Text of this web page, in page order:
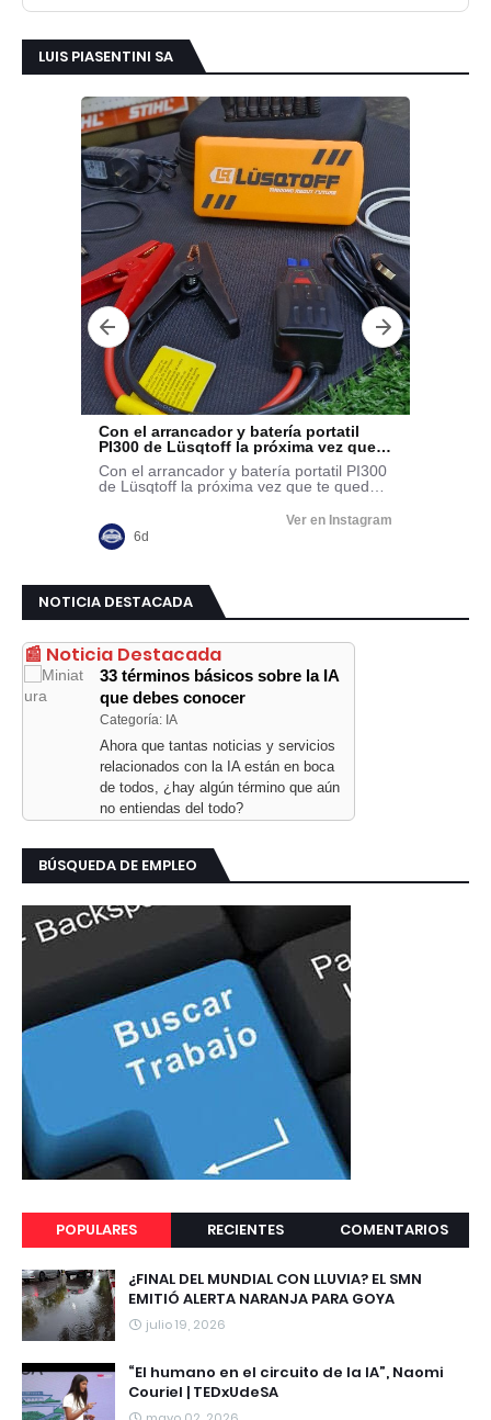
LUIS PIASENTINI SA
NOTICIA DESTACADA
📰 Noticia Destacada
33 términos básicos sobre la IA
que debes conocer
Categoría: IA
Ahora que tantas noticias y servicios
relacionados con la IA están en boca
de todos, ¿hay algún término que aún
no entiendas del todo?
BÚSQUEDA DE EMPLEO
POPULARES RECIENTES COMENTARIOS
¿FINAL DEL MUNDIAL CON LLUVIA? EL SMN
EMITIÓ ALERTA NARANJA PARA GOYA
julio 19, 2026
“El humano en el circuito de la IA”, Naomi
Couriel | TEDxUdeSA